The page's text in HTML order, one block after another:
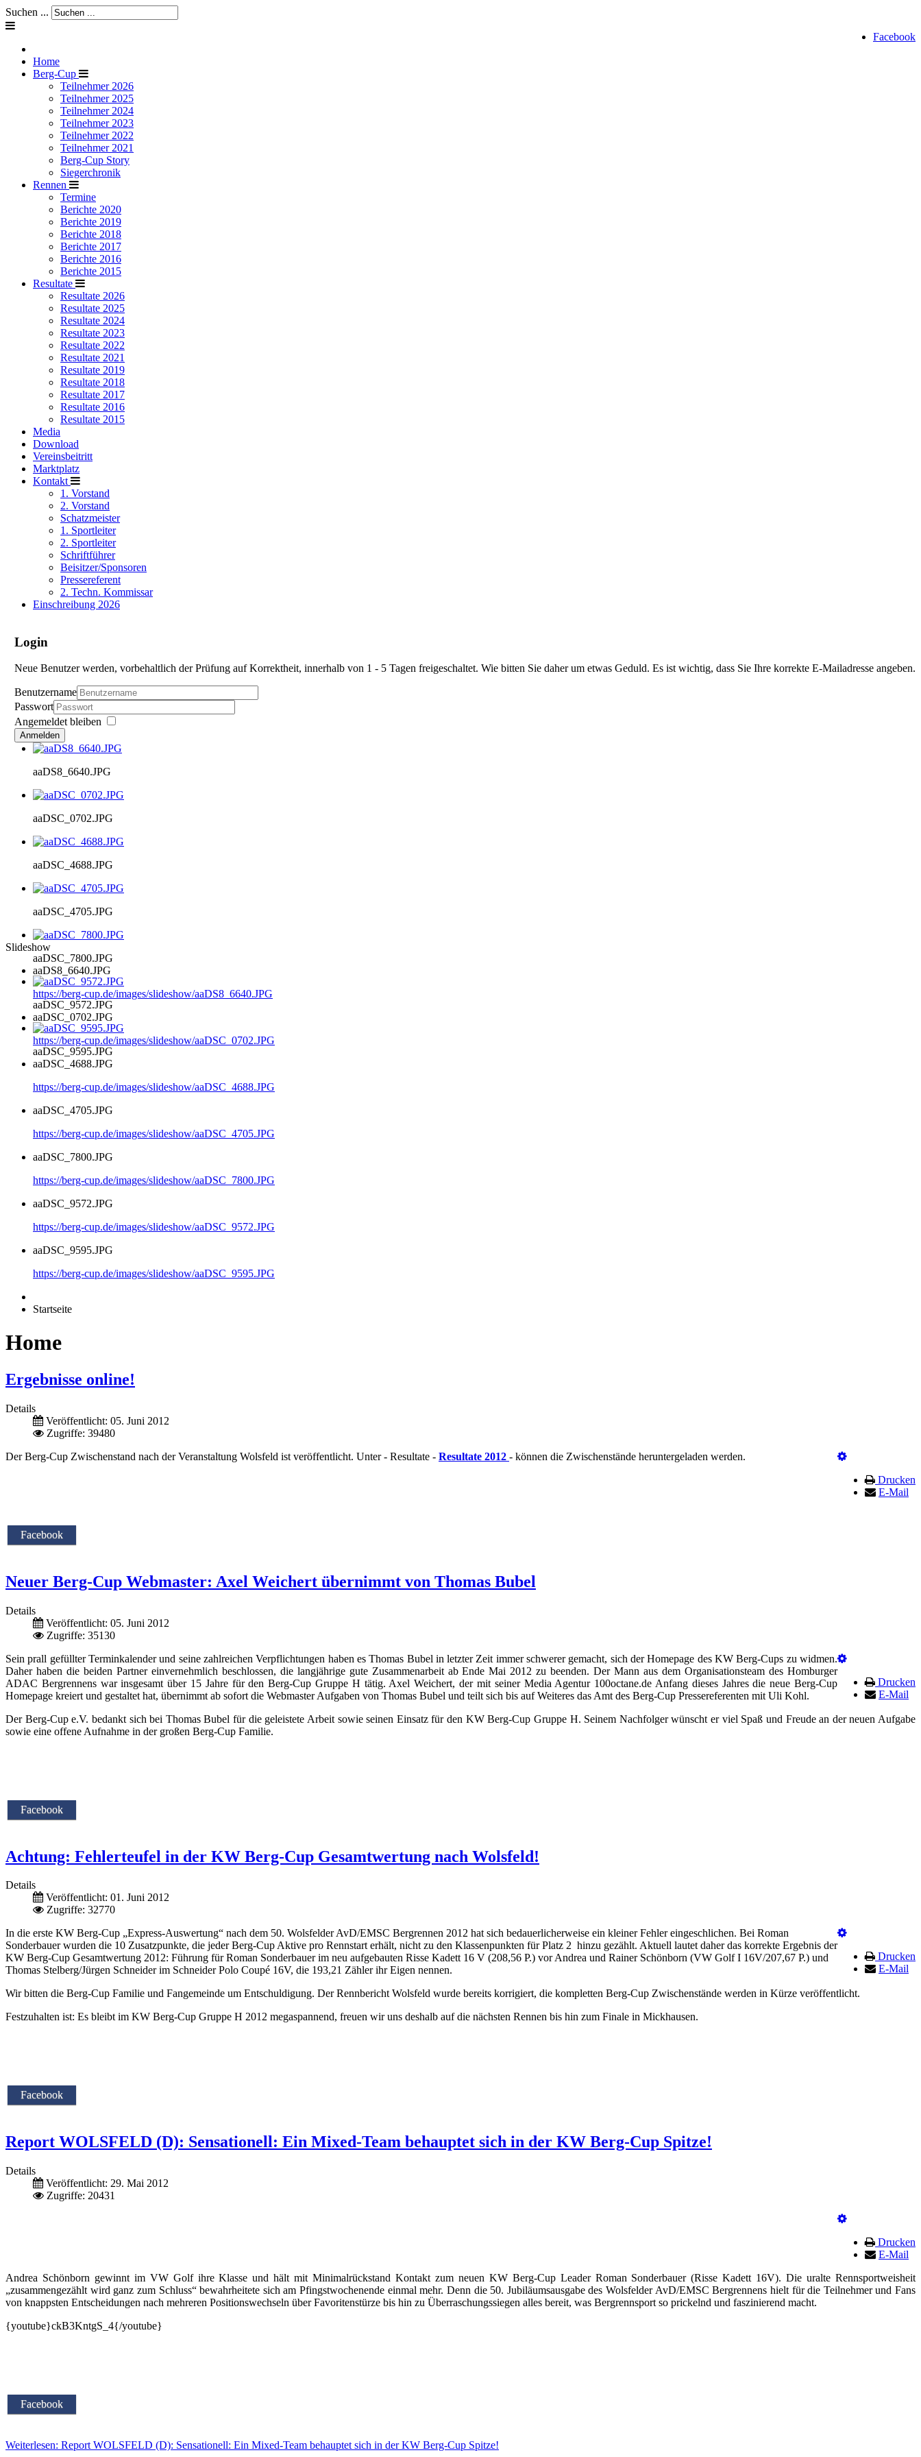
Suchen ...
Facebook
Home
Berg-Cup
Teilnehmer 2026
Teilnehmer 2025
Teilnehmer 2024
Teilnehmer 2023
Teilnehmer 2022
Teilnehmer 2021
Berg-Cup Story
Siegerchronik
Rennen
Termine
Berichte 2020
Berichte 2019
Berichte 2018
Berichte 2017
Berichte 2016
Berichte 2015
Resultate
Resultate 2026
Resultate 2025
Resultate 2024
Resultate 2023
Resultate 2022
Resultate 2021
Resultate 2019
Resultate 2018
Resultate 2017
Resultate 2016
Resultate 2015
Media
Download
Vereinsbeitritt
Marktplatz
Kontakt
1. Vorstand
2. Vorstand
Schatzmeister
1. Sportleiter
2. Sportleiter
Schriftführer
Beisitzer/Sponsoren
Pressereferent
2. Techn. Kommissar
Einschreibung 2026
Login
Neue Benutzer werden, vorbehaltlich der Prüfung auf Korrektheit, innerhalb von 1 - 5 Tagen freigeschaltet. Wie bitten Sie daher um etwas Geduld. Es ist wichtig, dass Sie Ihre korrekte E-Mailadresse angeben.
Benutzername
Passwort
Angemeldet bleiben
Anmelden
aaDS8_6640.JPG
aaDSC_0702.JPG
aaDSC_4688.JPG
aaDSC_4705.JPG
aaDSC_7800.JPG
aaDSC_9572.JPG
aaDSC_9595.JPG
Slideshow
aaDS8_6640.JPG
https://berg-cup.de/images/slideshow/aaDS8_6640.JPG
aaDSC_0702.JPG
https://berg-cup.de/images/slideshow/aaDSC_0702.JPG
aaDSC_4688.JPG
https://berg-cup.de/images/slideshow/aaDSC_4688.JPG
aaDSC_4705.JPG
https://berg-cup.de/images/slideshow/aaDSC_4705.JPG
aaDSC_7800.JPG
https://berg-cup.de/images/slideshow/aaDSC_7800.JPG
aaDSC_9572.JPG
https://berg-cup.de/images/slideshow/aaDSC_9572.JPG
aaDSC_9595.JPG
https://berg-cup.de/images/slideshow/aaDSC_9595.JPG
Startseite
Home
Ergebnisse online!
Details
Veröffentlicht: 05. Juni 2012
Zugriffe: 39480
Drucken
E-Mail
Der Berg-Cup Zwischenstand nach der Veranstaltung Wolsfeld ist veröffentlicht. Unter - Resultate - Resultate 2012 - können die Zwischenstände heruntergeladen werden.
Facebook
Neuer Berg-Cup Webmaster: Axel Weichert übernimmt von Thomas Bubel
Details
Veröffentlicht: 05. Juni 2012
Zugriffe: 35130
Drucken
E-Mail
Sein prall gefüllter Terminkalender und seine zahlreichen Verpflichtungen haben es Thomas Bubel in letzter Zeit immer schwerer gemacht, sich der Homepage des KW Berg-Cups zu widmen.
Daher haben die beiden Partner einvernehmlich beschlossen, die langjährige gute Zusammenarbeit ab Ende Mai 2012 zu beenden. Der Mann aus dem Organisationsteam des Homburger
ADAC Bergrennens war insgesamt über 15 Jahre für den Berg-Cup Gruppe H tätig. Axel Weichert, der mit seiner Media Agentur 100octane.de Anfang dieses Jahres die neue Berg-Cup
Homepage kreiert und gestaltet hat, übernimmt ab sofort die Webmaster Aufgaben von Thomas Bubel und teilt sich bis auf Weiteres das Amt des Berg-Cup Pressereferenten mit Uli Kohl.
Der Berg-Cup e.V. bedankt sich bei Thomas Bubel für die geleistete Arbeit sowie seinen Einsatz für den KW Berg-Cup Gruppe H. Seinem Nachfolger wünscht er viel Spaß und Freude an der neuen Aufgabe
sowie eine offene Aufnahme in der großen Berg-Cup Familie.
Facebook
Achtung: Fehlerteufel in der KW Berg-Cup Gesamtwertung nach Wolsfeld!
Details
Veröffentlicht: 01. Juni 2012
Zugriffe: 32770
Drucken
E-Mail
In die erste KW Berg-Cup „Express-Auswertung“ nach dem 50. Wolsfelder AvD/EMSC Bergrennen 2012 hat sich bedauerlicherweise ein kleiner Fehler eingeschlichen. Bei Roman
Sonderbauer wurden die 10 Zusatzpunkte, die jeder Berg-Cup Aktive pro Rennstart erhält, nicht zu den Klassenpunkten für Platz 2 hinzu gezählt. Aktuell lautet daher das korrekte Ergebnis der
KW Berg-Cup Gesamtwertung 2012: Führung für Roman Sonderbauer im neu aufgebauten Risse Kadett 16 V (208,56 P.) vor Andrea und Rainer Schönborn (VW Golf I 16V/207,67 P.) und
Thomas Stelberg/Jürgen Schneider im Schneider Polo Coupé 16V, die 193,21 Zähler ihr Eigen nennen.
Wir bitten die Berg-Cup Familie und Fangemeinde um Entschuldigung. Der Rennbericht Wolsfeld wurde bereits korrigiert, die kompletten Berg-Cup Zwischenstände werden in Kürze veröffentlicht.
Festzuhalten ist: Es bleibt im KW Berg-Cup Gruppe H 2012 megaspannend, freuen wir uns deshalb auf die nächsten Rennen bis hin zum Finale in Mickhausen.
Facebook
Report WOLSFELD (D): Sensationell: Ein Mixed-Team behauptet sich in der KW Berg-Cup Spitze!
Details
Veröffentlicht: 29. Mai 2012
Zugriffe: 20431
Drucken
E-Mail
Andrea Schönborn gewinnt im VW Golf ihre Klasse und hält mit Minimalrückstand Kontakt zum neuen KW Berg-Cup Leader Roman Sonderbauer (Risse Kadett 16V). Die uralte Rennsportweisheit
„zusammengezählt wird ganz zum Schluss“ bewahrheitete sich am Pfingstwochenende einmal mehr. Denn die 50. Jubiläumsausgabe des Wolsfelder AvD/EMSC Bergrennens hielt für die Teilnehmer und Fans
von knappsten Entscheidungen nach mehreren Positionswechseln über Favoritenstürze bis hin zu Überraschungssiegen alles bereit, was Bergrennsport so prickelnd und faszinierend macht.
{youtube}ckB3KntgS_4{/youtube}
Facebook
Weiterlesen: Report WOLSFELD (D): Sensationell: Ein Mixed-Team behauptet sich in der KW Berg-Cup Spitze!